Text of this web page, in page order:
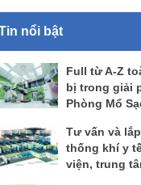
nổi bật
Full từ A-Z
bị trong giải
Phòng Mổ
Tư vấn và
thống khí y
viện, trung